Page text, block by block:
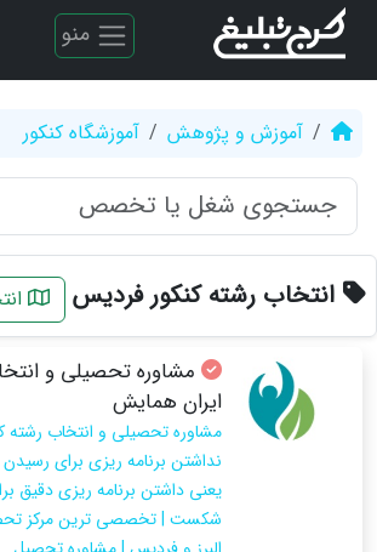
منو
آموزش و پژوهش آموزشگاه کنکور
انتخاب رشته کنکور فردیس
مشاوره تحصیلی و
ایران همایش
مشاوره تحصیلی و انتخاب
نداشتن برنامه ریزی برای
یعنی داشتن برنامه ریزی دقیق
شکست | تخصصی ترین مرکز